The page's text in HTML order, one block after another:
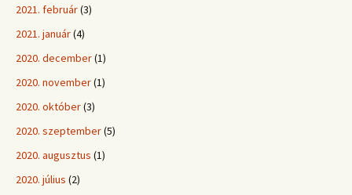
2021. február(3)
2021. január(4)
2020. december(1)
2020. november(1)
2020. október(3)
2020. szeptember(5)
2020. augusztus (1)
2020. július (2)